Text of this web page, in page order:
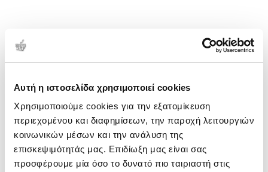
Αυτή η ιστοσελίδα χρησιμοποιεί cookies
Χρησιμοποιούμε cookies για την εξατομίκευση
περιεχομένου και διαφημίσεων, την παροχή λειτουργιών
κοινωνικών μέσων και την ανάλυση της
επισκεψιμότητάς μας. Επιδίωξη μας είναι σας
προσφέρουμε μία όσο το δυνατό πιο ταιριαστή στις